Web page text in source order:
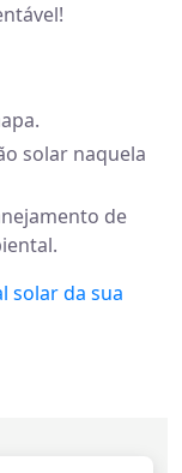
solar naquela
de
solar da sua